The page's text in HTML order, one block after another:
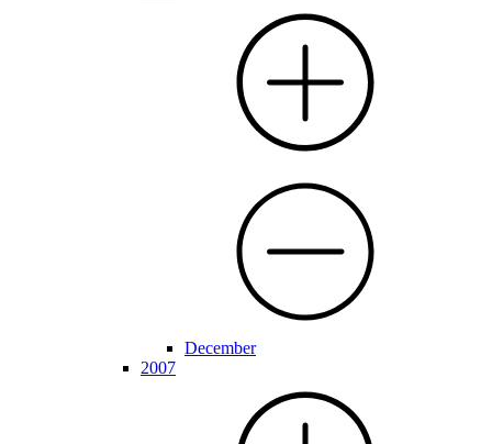
December
2007